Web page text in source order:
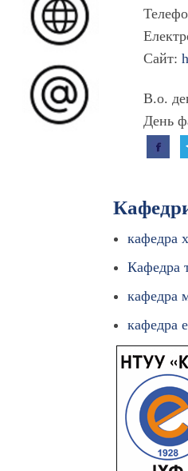
Сайт:
В.о.
День
кафедра
Кафедра
кафедра
кафедра